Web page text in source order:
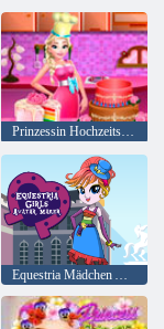
Prinzessin Hochzeitstorte
Equestria Mädchen Avatar Maker